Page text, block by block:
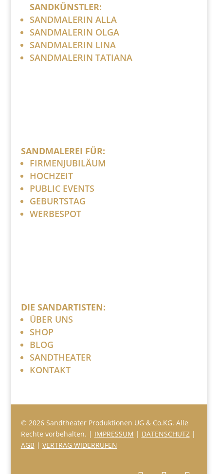
SANDKÜNSTLER:
SANDMALERIN ALLA
SANDMALERIN OLGA
SANDMALERIN LINA
SANDMALERIN TATIANA
SANDMALEREI FÜR:
FIRMENJUBILÄUM
HOCHZEIT
PUBLIC EVENTS
GEBURTSTAG
WERBESPOT
DIE SANDARTISTEN:
ÜBER UNS
SHOP
BLOG
SANDTHEATER
KONTAKT
© 2026 Sandtheater Produktionen UG & Co.KG. Alle
Rechte vorbehalten. | IMPRESSUM | DATENSCHUTZ|
AGB| VERTRAG WIDERRUFEN